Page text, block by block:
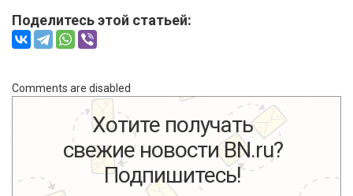
Поделитесь этой статьей:
Comments are disabled
Хотите получать
свежие новости BN.ru?
Подпишитесь!